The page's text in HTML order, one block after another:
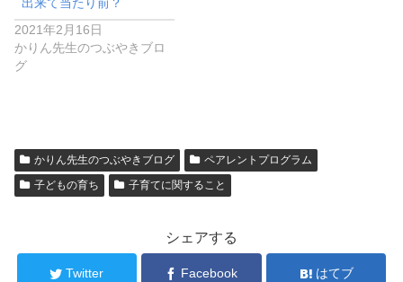
2021年2月16日
かりん先生のつぶやきブロ
グ
かりん先生のつぶやきブログ
ペアレントプログラム
子どもの育ち
子育てに関すること
シェアする
Twitter Facebook はてブ